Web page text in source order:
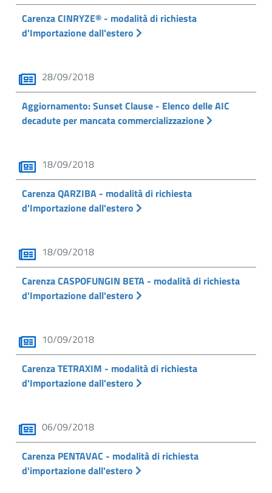
Carenza CINRYZE® - modalità di richiesta
d'Importazione dall'estero
28/09/2018
Aggiornamento: Sunset Clause - Elenco delle AIC
decadute per mancata commercializzazione
18/09/2018
Carenza QARZIBA - modalità di richiesta
d'Importazione dall'estero
18/09/2018
Carenza CASPOFUNGIN BETA - modalità di richiesta
d'Importazione dall'estero
10/09/2018
Carenza TETRAXIM - modalità di richiesta
d'Importazione dall'estero
06/09/2018
Carenza PENTAVAC - modalità di richiesta
d'importazione dall'estero